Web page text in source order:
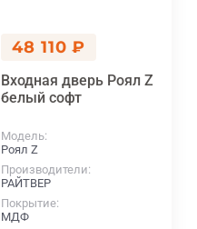
48 110 ₽
Входная дверь Роял Z
белый софт
Модель
Роял Z
Производители
РАЙТВЕР
Покрытие
МДФ